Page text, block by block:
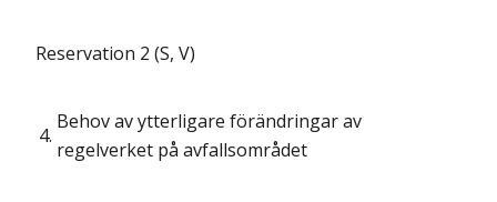
Reservation 2 (S, V)
4.
Behov av ytterligare förändringar av
regelverket på avfallsområdet